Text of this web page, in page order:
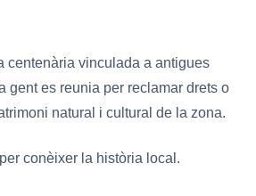
centenària vinculada a antigues
gent es reunia per reclamar drets o
natural i cultural de la zona.
conèixer la història local.